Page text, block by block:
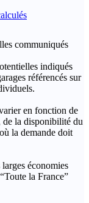
communiqués
indiqués
référencés sur
en fonction de
de la disponibilité du
la demande doit
économies
la France”